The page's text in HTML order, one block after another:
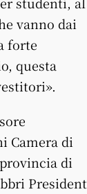
vanno dai
forte
questa
Camera di
di